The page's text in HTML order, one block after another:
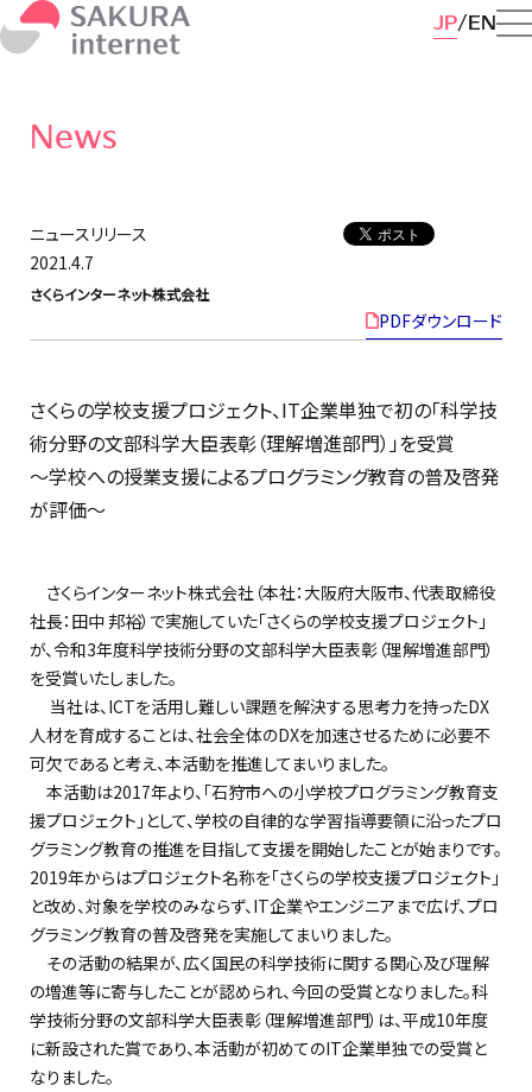
JP EN
News
ニュースリリース
2021.4.7
さくらインターネット株式会社
PDFダウンロード
さくらの学校支援プロジェクト、IT企業単独で初の「科学技
術分野の文部科学大臣表彰（理解増進部門）」を受賞
〜学校への授業支援によるプログラミング教育の普及啓発
が評価〜
さくらインターネット株式会社 （本社：大阪府大阪市、代表取締役
社長：田中邦裕） で実施していた「さくらの学校支援プロジェクト 」
が、令和3年度科学技術分野の文部科学大臣表彰 （理解増進部門）
を受賞いたしました。
当社は、ICTを活用し難しい課題を解決する思考力を持ったDX
人材を育成することは、社会全体のDXを加速させるために必要不
可欠であると考え、本活動を推進してまいりました。
本活動は2017年より、 「石狩市への小学校プログラミング教育支
援プロジェクト」 として、学校の自律的な学習指導要領に沿ったプロ
グラミング教育の推進を目指して支援を開始したことが始まりです。
2019年からはプロジェクト名称を「さくらの学校支援プロジェクト」
と改め、対象を学校のみならず、IT企業やエンジニアまで広げ、プロ
グラミング教育の普及啓発を実施してまいりました。
その活動の結果が、広く国民の科学技術に関する関心及び理解
の増進等に寄与したことが認められ、今回の受賞となりました。科
学技術分野の文部科学大臣表彰 （理解増進部門） は、平成10年度
に新設された賞であり、本活動が初めてのIT企業単独での受賞と
なりました。